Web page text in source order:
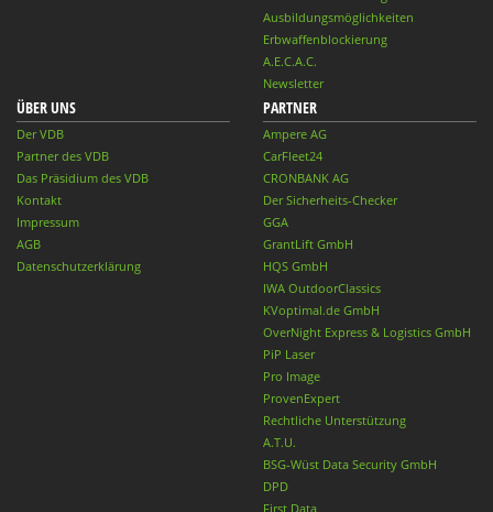
Ausbildungsmöglichkeiten
Erbwaffenblockierung
A.E.C.A.C.
Newsletter
ÜBER UNS
Der VDB
Partner des VDB
Das Präsidium des VDB
Kontakt
Impressum
AGB
Datenschutzerklärung
PARTNER
Ampere AG
CarFleet24
CRONBANK AG
Der Sicherheits-Checker
GGA
GrantLift GmbH
HQS GmbH
IWA OutdoorClassics
KVoptimal.de GmbH
OverNight Express & Logistics GmbH
PiP Laser
Pro Image
ProvenExpert
Rechtliche Unterstützung
A.T.U.
BSG-Wüst Data Security GmbH
DPD
First Data